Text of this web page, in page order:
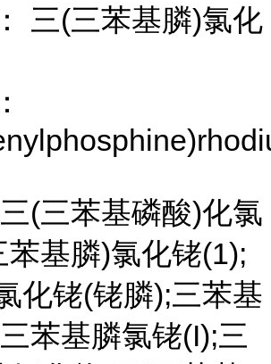
三(三苯基膦)氯化
(三苯基磷酸)化氯
基膦)氯化铑(1);
化铑(铑膦);三苯基
苯基膦氯铑(I);三